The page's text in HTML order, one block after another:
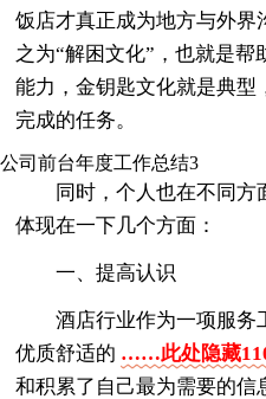
饭店才真正成为地方与外
之为“解困文化”，也就是
能力，金钥匙文化就是典
完成的任务。
公司前台年度工作总结3
同时，个人也在不同
体现在一下几个方面：
一、提高认识
酒店行业作为一项服务
优质舒适的 ……此处隐藏
和积累了自己最为需要的